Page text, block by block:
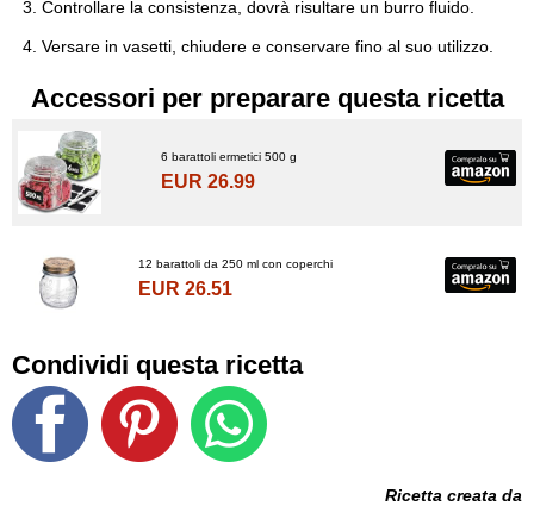
Controllare la consistenza, dovrà risultare un burro fluido.
Versare in vasetti, chiudere e conservare fino al suo utilizzo.
Accessori per preparare questa ricetta
6 barattoli ermetici 500 g
EUR 26.99
12 barattoli da 250 ml con coperchi
EUR 26.51
Condividi questa ricetta
Ricetta creata da